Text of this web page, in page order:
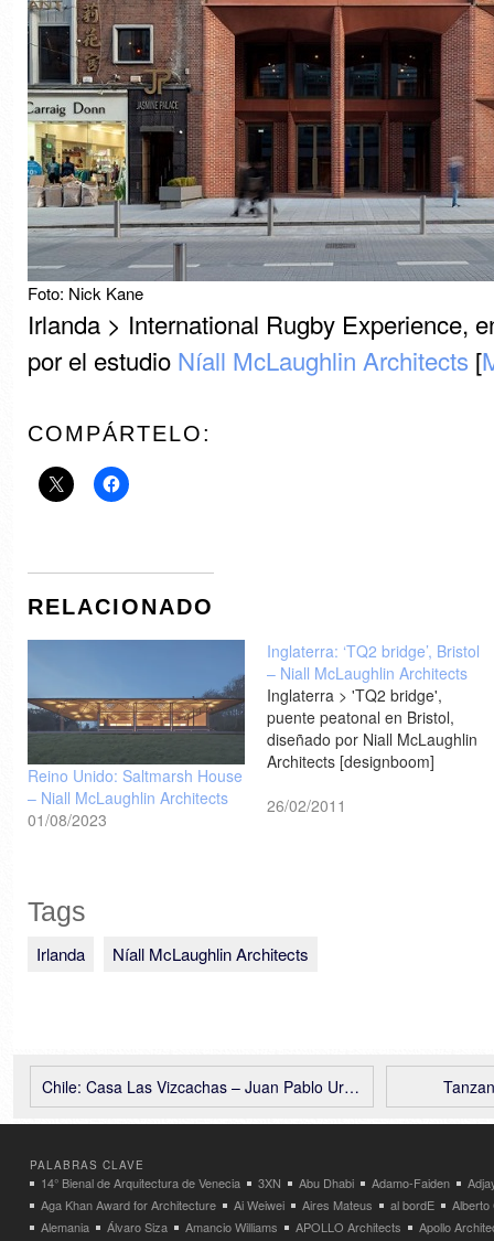
Foto: Nick Kane
Irlanda > International Rugby Experience,
por el estudio Níall McLaughlin Architects [
COMPÁRTELO:
RELACIONADO
Reino Unido: Saltmarsh House
– Niall McLaughlin Architects
01/08/2023
Inglaterra: ‘TQ2 bridge’, Bristol
– Niall McLaughlin Architects
Inglaterra > 'TQ2 bridge',
puente peatonal en Bristol,
diseñado por Niall McLaughlin
Architects [designboom]
26/02/2011
Tags
Irlanda Níall McLaughlin Architects
Chile: Casa Las Vizcachas – Juan Pablo Ureta Arquitectos
PALABRAS CLAVE
14° Bienal de Arquitectura de Venecia 3XN Abu Dhabi Adamo-Faiden
Aga Khan Award for Architecture
Ai Weiwei Aires Mateus al bordE
Alberto
Alemania
Álvaro Siza Amancio Williams APOLLO Architects
Apollo